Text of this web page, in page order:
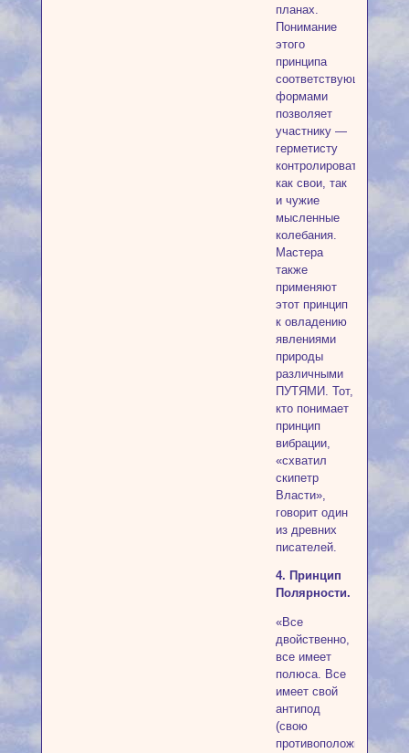
планах.
Понимание
этого
принципа
соответствующими
формами
позволяет
участнику —
герметисту
контролировать
как свои, так
и чужие
мысленные
колебания.
Мастера
также
применяют
этот принцип
к овладению
явлениями
природы
различными
ПУТЯМИ. Тот,
кто понимает
принцип
вибрации,
«схватил
скипетр
Власти»,
говорит один
из древних
писателей.
4. Принцип
Полярности.
«Все
двойственно,
все имеет
полюса. Все
имеет свой
антипод
(свою
противоположность),